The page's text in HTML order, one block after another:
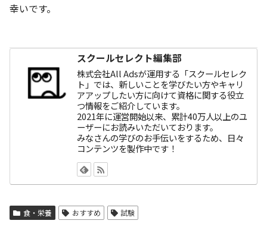
幸いです。
スクールセレクト編集部
株式会社All Adsが運用する「スクールセレク
ト」では、新しいことを学びたい方やキャリ
アアップしたい方に向けて資格に関する役立
つ情報をご紹介しています。
2021年に運営開始以来、累計40万人以上のユ
ーザーにお読みいただいております。
みなさんの学びのお手伝いをするため、日々
コンテンツを製作中です！
食・栄養 おすすめ 試験